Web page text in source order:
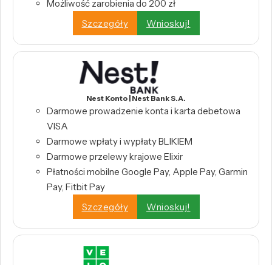
Możliwość zarobienia do 200 zł
Szczegóły
Wnioskuj!
Nest Konto | Nest Bank S.A.
Darmowe prowadzenie konta i karta debetowa
VISA
Darmowe wpłaty i wypłaty BLIKIEM
Darmowe przelewy krajowe Elixir
Płatności mobilne Google Pay, Apple Pay, Garmin
Pay, Fitbit Pay
Szczegóły
Wnioskuj!